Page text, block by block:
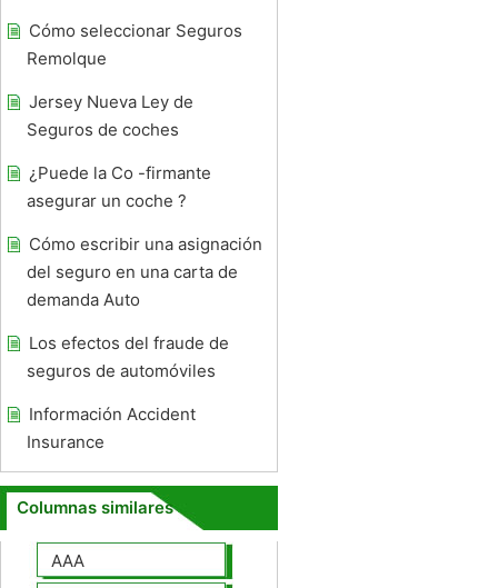
Cómo seleccionar Seguros
Remolque
Jersey Nueva Ley de
Seguros de coches
¿Puede la Co -firmante
asegurar un coche ?
Cómo escribir una asignación
del seguro en una carta de
demanda Auto
Los efectos del fraude de
seguros de automóviles
Información Accident
Insurance
Columnas similares
AAA